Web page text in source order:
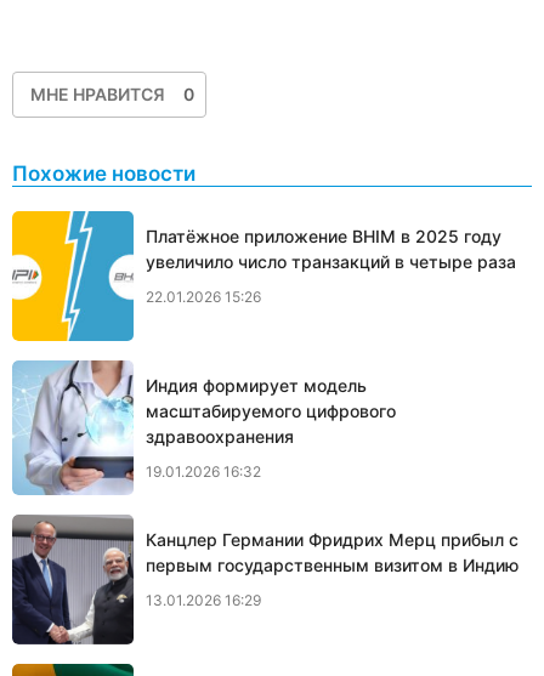
МНЕ НРАВИТСЯ 0
Похожие новости
Платёжное приложение BHIM в 2025 году
увеличило число транзакций в четыре раза
22.01.2026 15:26
Индия формирует модель
масштабируемого цифрового
здравоохранения
19.01.2026 16:32
Канцлер Германии Фридрих Мерц прибыл с
первым государственным визитом в Индию
13.01.2026 16:29